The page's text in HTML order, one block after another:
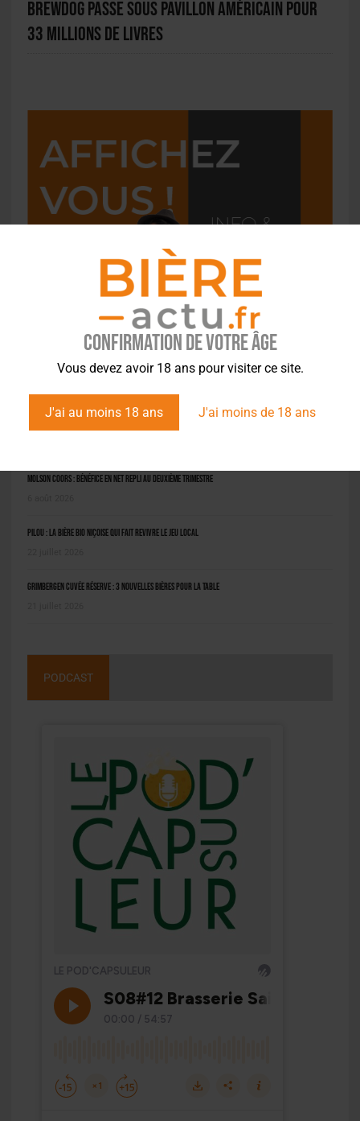
Confirmation de votre âge
Vous devez avoir 18 ans pour visiter ce site.
J'ai au moins 18 ans J'ai moins de 18 ans
BrewDog passe sous pavillon américain pour
33 millions de livres
L'ACTU EN BREF
Molson Coors : bénéfice en net repli au deuxième trimestre
Pilou : la bière bio niçoise qui fait revivre le jeu local
Grimbergen Cuvée Réserve : 3 nouvelles bières pour la table
PODCAST